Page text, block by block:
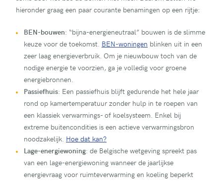
hieronder graag een paar courante benamingen op een rijtje:
BEN-bouwen: “bijna-energieneutraal” bouwen is de slimme
keuze voor de toekomst. BEN-woningen blinken uit in een
zeer laag energieverbruik. Om je nieuwbouw toch van de
nodige energie te voorzien, ga je volledig voor groene
energiebronnen.
Passiefhuis: Een passiefhuis blijft gedurende het hele jaar
rond op kamertemperatuur zonder hulp in te roepen van
een klassiek verwarmings- of koelsysteem. Enkel bij
extreme buitencondities is een actieve verwarmingsbron
noodzakelijk. Hoe dat kan?
Lage-energiewoning: de Belgische wetgeving spreekt pas
van een lage-energiewoning wanneer de jaarlijkse
energievraag voor ruimteverwarming en koeling beperkt